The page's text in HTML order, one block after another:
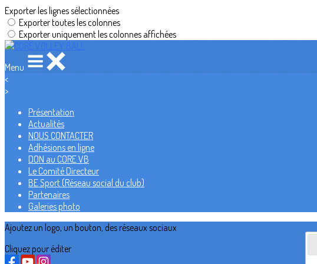
Exporter les lignes sélectionnées
Exporter toutes les colonnes
Exporter uniquement les colonnes affichées
Menu
<
>
Présentation
Actualités
NOUS CONTACTER
Adhésions en ligne
DON au CORE VB
Le Comité Directeur
BE Sport (Réseau social du club)
Partenaires
Galeries photo
Ajoutez un logo, un bouton, des réseaux sociaux
Cliquez pour éditer